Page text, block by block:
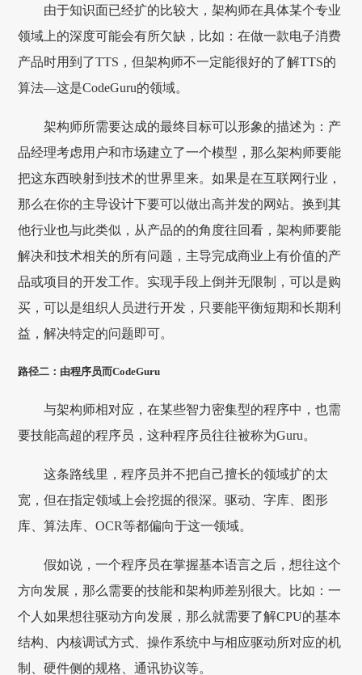
由于知识面已经扩的比较大，架构师在具体某个专业
领域上的深度可能会有所欠缺，比如：在做一款电子消费
产品时用到了TTS，但架构师不一定能很好的了解TTS的
算法—这是CodeGuru的领域。
架构师所需要达成的最终目标可以形象的描述为：产
品经理考虑用户和市场建立了一个模型，那么架构师要能
把这东西映射到技术的世界里来。如果是在互联网行业，
那么在你的主导设计下要可以做出高并发的网站。换到其
他行业也与此类似，从产品的的角度往回看，架构师要能
解决和技术相关的所有问题，主导完成商业上有价值的产
品或项目的开发工作。实现手段上倒并无限制，可以是购
买，可以是组织人员进行开发，只要能平衡短期和长期利
益，解决特定的问题即可。
路径二：由程序员而CodeGuru
与架构师相对应，在某些智力密集型的程序中，也需
要技能高超的程序员，这种程序员往往被称为Guru。
这条路线里，程序员并不把自己擅长的领域扩的太
宽，但在指定领域上会挖掘的很深。驱动、字库、图形
库、算法库、OCR等都偏向于这一领域。
假如说，一个程序员在掌握基本语言之后，想往这个
方向发展，那么需要的技能和架构师差别很大。比如：一
个人如果想往驱动方向发展，那么就需要了解CPU的基本
结构、内核调试方式、操作系统中与相应驱动所对应的机
制、硬件侧的规格、通讯协议等。